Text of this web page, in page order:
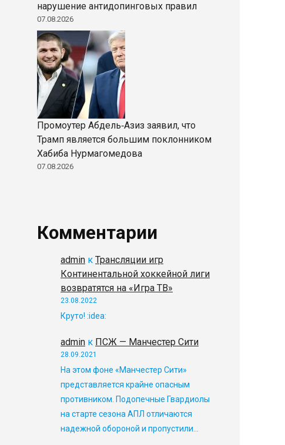
нарушение антидопинговых правил
07.08.2026
Промоутер Абдель‑Азиз заявил, что
Трамп является большим поклонником
Хабиба Нурмагомедова
07.08.2026
Комментарии
admin к Трансляции игр
Континентальной хоккейной лиги
возвратятся на «Игра ТВ»
23.08.2022
Круто! :idea:
admin к ПСЖ — Манчестер Сити
28.09.2021
На этом фоне «Манчестер Сити»
представляется крайне опасным
противником. Подопечные Гвардиолы
на старте сезона АПЛ отличаются
надежной обороной и пропустили…